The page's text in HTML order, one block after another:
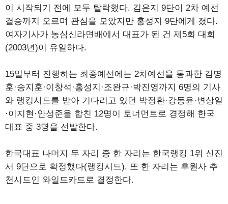
이 시작되기 전에 모두 탈락했다. 김은지 9단이 2차 예선
결승까지 오르며 관심을 모았지만 홍성지 9단에게 졌다.
여자기사가 농심신라면배에서 대표가 된 건 제5회 대회
(2003년)이 유일하다.
15일부터 진행하는 최종예선에는 2차예선을 통과한 김명
훈·송지훈·이창석·홍성지·조완규·박진영까지 6명의 기사
와 랭킹시드를 받아 기다리고 있던 박정환·강동윤·변상일
·이지현·안성준을 합친 12명이 토너먼트로 경쟁해 한국
대표 중 3명을 선발한다.
한국대표 나머지 두 자리 중 한 자리는 한국랭킹 1위 신진
서 9단으로 확정했다(랭킹시드). 또 한 자리는 후원사 추
천시드인 와일드카드로 결정한다.